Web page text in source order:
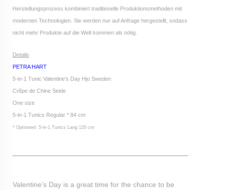
Herstellungsprozess kombiniert traditionelle Produktionsmethoden mit
modernen Technologien. Sie werden nur auf Anfrage hergestellt, sodass
nicht mehr Produkte auf die Welt kommen als nötig.
Details
PETRA HART
5-in-1 Tunic Valentine's Day Hjo Sweden
Crêpe de Chine Seide
One size
5-in-1 Tunics Regular * 84 cm
* Optioneel: 5-in-1 Tunics Lang 120 cm
Valentine’s Day is a great time for the chance to be